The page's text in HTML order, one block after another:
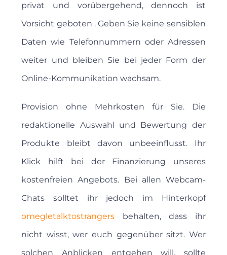
privat und vorübergehend, dennoch ist
Vorsicht geboten . Geben Sie keine sensiblen
Daten wie Telefonnummern oder Adressen
weiter und bleiben Sie bei jeder Form der
Online-Kommunikation wachsam.
Provision ohne Mehrkosten für Sie. Die
redaktionelle Auswahl und Bewertung der
Produkte bleibt davon unbeeinflusst. Ihr
Klick hilft bei der Finanzierung unseres
kostenfreien Angebots. Bei allen Webcam-
Chats solltet ihr jedoch im Hinterkopf
omegletalktostrangers behalten, dass ihr
nicht wisst, wer euch gegenüber sitzt. Wer
solchen Anblicken entgehen will, sollte